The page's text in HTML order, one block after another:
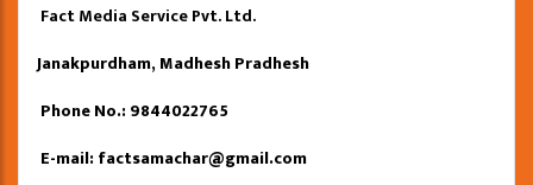
Fact Media Service Pvt. Ltd.
Janakpurdham, Madhesh Pradhesh
Phone No.: 9844022765
E-mail: factsamachar@gmail.com